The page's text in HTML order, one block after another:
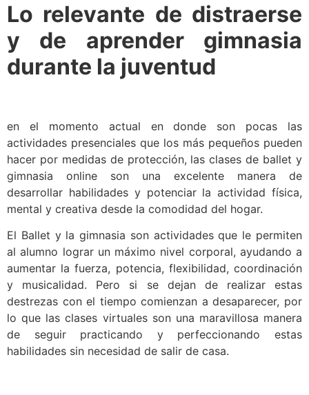
Lo relevante de distraerse
y de aprender gimnasia
durante la juventud
en el momento actual en donde son pocas las
actividades presenciales que los más pequeños pueden
hacer por medidas de protección, las clases de ballet y
gimnasia online son una excelente manera de
desarrollar habilidades y potenciar la actividad física,
mental y creativa desde la comodidad del hogar.
El Ballet y la gimnasia son actividades que le permiten
al alumno lograr un máximo nivel corporal, ayudando a
aumentar la fuerza, potencia, flexibilidad, coordinación
y musicalidad. Pero si se dejan de realizar estas
destrezas con el tiempo comienzan a desaparecer, por
lo que las clases virtuales son una maravillosa manera
de seguir practicando y perfeccionando estas
habilidades sin necesidad de salir de casa.